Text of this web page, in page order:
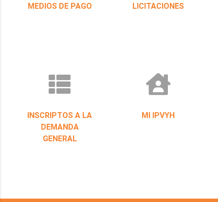
MEDIOS DE PAGO
LICITACIONES
INSCRIPTOS A LA
DEMANDA
GENERAL
MI IPVYH